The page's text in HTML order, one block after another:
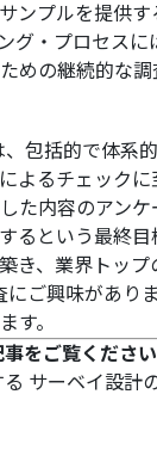
ンプルを提供
・プロセスに
めの継続的な調
包括的で体系
よるチェック
た内容のアン
という最終
き、業界トッ
ご興味があり
す。
をご覧ください
サーベイ設計